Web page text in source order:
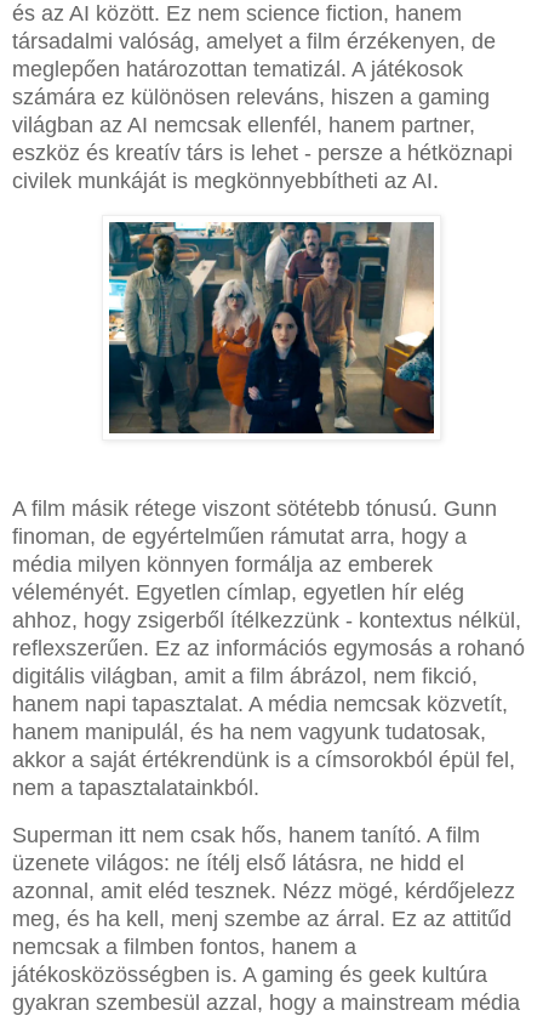
és az AI között. Ez nem science fiction, hanem
társadalmi valóság, amelyet a film érzékenyen, de
meglepően határozottan tematizál. A játékosok
számára ez különösen releváns, hiszen a gaming
világban az AI nemcsak ellenfél, hanem partner,
eszköz és kreatív társ is lehet - persze a hétköznapi
civilek munkáját is megkönnyebbítheti az AI.
A film másik rétege viszont sötétebb tónusú. Gunn
finoman, de egyértelműen rámutat arra, hogy a
média milyen könnyen formálja az emberek
véleményét. Egyetlen címlap, egyetlen hír elég
ahhoz, hogy zsigerből ítélkezzünk - kontextus nélkül,
reflexszerűen. Ez az információs egymosás a rohanó
digitális világban, amit a film ábrázol, nem fikció,
hanem napi tapasztalat. A média nemcsak közvetít,
hanem manipulál, és ha nem vagyunk tudatosak,
akkor a saját értékrendünk is a címsorokból épül fel,
nem a tapasztalatainkból.
Superman itt nem csak hős, hanem tanító. A film
üzenete világos: ne ítélj első látásra, ne hidd el
azonnal, amit eléd tesznek. Nézz mögé, kérdőjelezz
meg, és ha kell, menj szembe az árral. Ez az attitűd
nemcsak a filmben fontos, hanem a
játékosközösségben is. A gaming és geek kultúra
gyakran szembesül azzal, hogy a mainstream média